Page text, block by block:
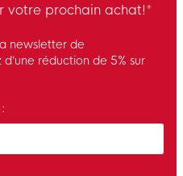
votre prochain achat!*
newsletter de
réduction de 5% sur
privacy policy to subscribe to